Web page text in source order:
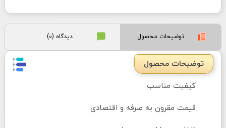
توضیحات محصول دیدگاه (0)
توضیحات محصول
کیفیت مناسب
قیمت مقرون به صرفه و اقتصادی